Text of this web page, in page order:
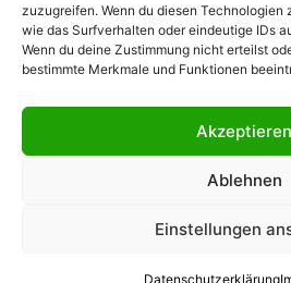
zuzugreifen. Wenn du diesen Technologien
wie das Surfverhalten oder eindeutige IDs
Wenn du deine Zustimmung nicht erteilst
bestimmte Merkmale und Funktionen
Akzeptieren
Ablehnen
Einstellungen
Datenschutzerklärung